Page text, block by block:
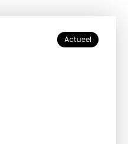
Actueel